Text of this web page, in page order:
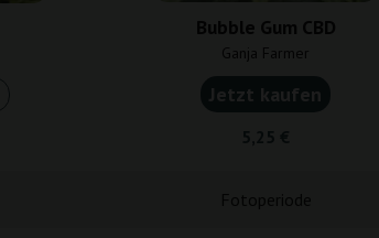
Bubble Gum CBD
Ganja Farmer
Jetzt kaufen